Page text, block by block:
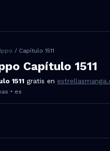
/ Capítulo 1511
Capítulo 1511
1511 gratis en
• es